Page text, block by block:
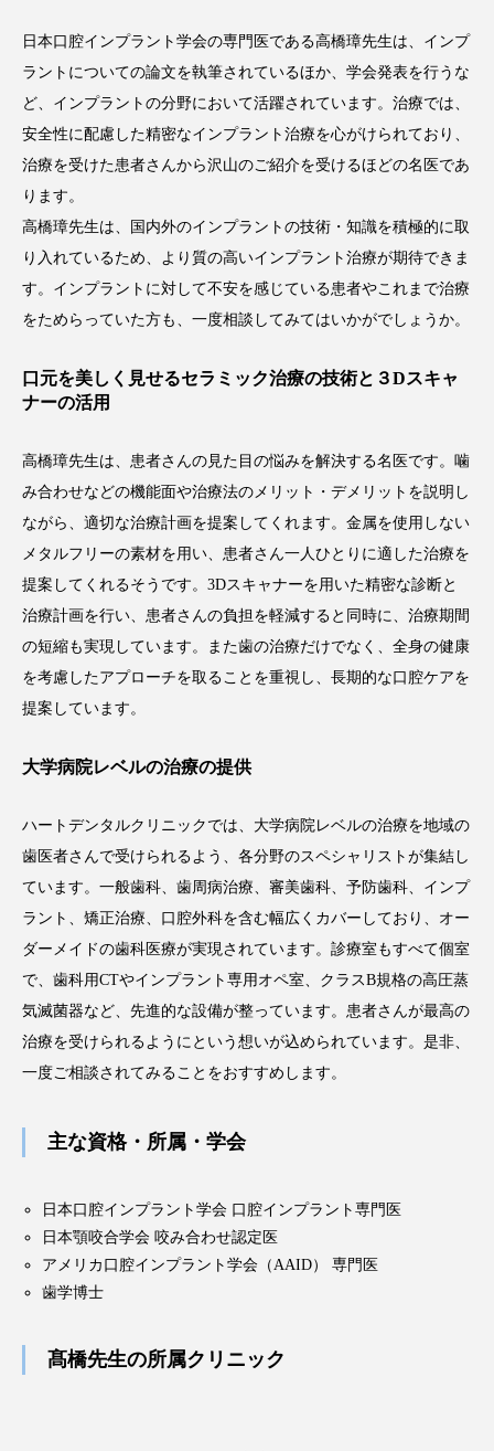
日本口腔インプラント学会の専門医である高橋璋先生は、インプ
ラントについての論文を執筆されているほか、学会発表を行うな
ど、インプラントの分野において活躍されています。治療では、
安全性に配慮した精密なインプラント治療を心がけられており、
治療を受けた患者さんから沢山のご紹介を受けるほどの名医であ
ります。
高橋璋先生は、国内外のインプラントの技術・知識を積極的に取
り入れているため、より質の高いインプラント治療が期待できま
す。インプラントに対して不安を感じている患者やこれまで治療
をためらっていた方も、一度相談してみてはいかがでしょうか。
口元を美しく見せるセラミック治療の技術と３Dスキャ
ナーの活用
高橋璋先生は、患者さんの見た目の悩みを解決する名医です。噛
み合わせなどの機能面や治療法のメリット・デメリットを説明し
ながら、適切な治療計画を提案してくれます。金属を使用しない
メタルフリーの素材を用い、患者さん一人ひとりに適した治療を
提案してくれるそうです。3Dスキャナーを用いた精密な診断と
治療計画を行い、患者さんの負担を軽減すると同時に、治療期間
の短縮も実現しています。また歯の治療だけでなく、全身の健康
を考慮したアプローチを取ることを重視し、長期的な口腔ケアを
提案しています。
大学病院レベルの治療の提供
ハートデンタルクリニックでは、大学病院レベルの治療を地域の
歯医者さんで受けられるよう、各分野のスペシャリストが集結し
ています。一般歯科、歯周病治療、審美歯科、予防歯科、インプ
ラント、矯正治療、口腔外科を含む幅広くカバーしており、オー
ダーメイドの歯科医療が実現されています。診療室もすべて個室
で、歯科用CTやインプラント専用オペ室、クラスB規格の高圧蒸
気滅菌器など、先進的な設備が整っています。患者さんが最高の
治療を受けられるようにという想いが込められています。是非、
一度ご相談されてみることをおすすめします。
主な資格・所属・学会
日本口腔インプラント学会 口腔インプラント専門医
日本顎咬合学会 咬み合わせ認定医
アメリカ口腔インプラント学会（AAID） 専門医
歯学博士
髙橋先生の所属クリニック